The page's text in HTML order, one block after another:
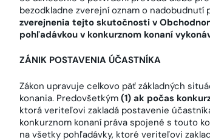
bezodkladne zverejní oznam o
zverejnenia tejto skutočnosti v
pohľadávkou v konkurznom konaní
ZÁNIK POSTAVENIA ÚČASTNÍKA
Zákon upravuje celkovo päť základných
konania. Predovšetkým (1) ak počas
ktorá veriteľovi zakladá postavenie
konkurznom konaní práva spojené s touto
na všetky pohľadávky, ktoré veriteľovi